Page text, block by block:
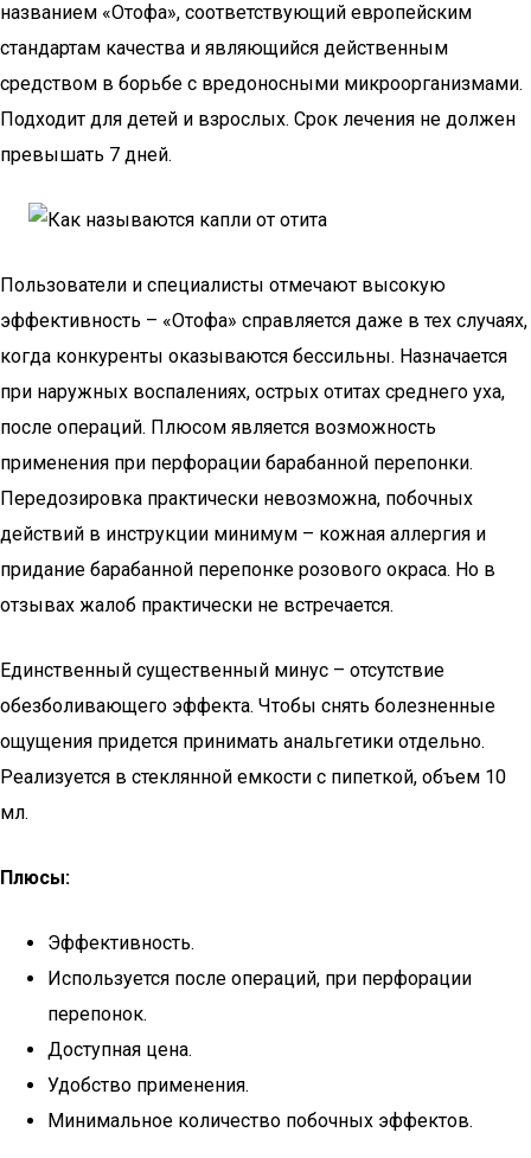
названием «Отофа», соответствующий европейским
стандартам качества и являющийся действенным
средством в борьбе с вредоносными микроорганизмами.
Подходит для детей и взрослых. Срок лечения не должен
превышать 7 дней.
Пользователи и специалисты отмечают высокую
эффективность – «Отофа» справляется даже в тех случаях,
когда конкуренты оказываются бессильны. Назначается
при наружных воспалениях, острых отитах среднего уха,
после операций. Плюсом является возможность
применения при перфорации барабанной перепонки.
Передозировка практически невозможна, побочных
действий в инструкции минимум – кожная аллергия и
придание барабанной перепонке розового окраса. Но в
отзывах жалоб практически не встречается.
Единственный существенный минус – отсутствие
обезболивающего эффекта. Чтобы снять болезненные
ощущения придется принимать анальгетики отдельно.
Реализуется в стеклянной емкости с пипеткой, объем 10
мл.
Плюсы:
Эффективность.
Используется после операций, при перфорации
перепонок.
Доступная цена.
Удобство применения.
Минимальное количество побочных эффектов.